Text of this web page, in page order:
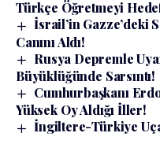
Türkçe Öğretmeyi
İsrail’in Gazze’deki
Canını Aldı!
Rusya Depremle
Büyüklüğünde Sarsıntı!
Cumhurbaşkanı
Yüksek Oy Aldığı İller!
İngiltere-Türkiye